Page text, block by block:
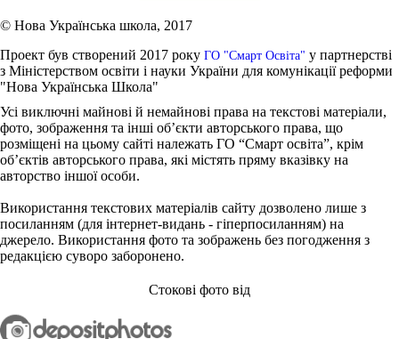
© Нова Українська школа, 2017
Проект був створений 2017 року ГО "Смарт Освіта" у партнерстві
з Міністерством освіти і науки України для комунікації реформи
"Нова Українська Школа"
Усі виключні майнові й немайнові права на текстові матеріали,
фото, зображення та інші об’єкти авторського права, що
розміщені на цьому сайті належать ГО “Смарт освіта”, крім
об’єктів авторського права, які містять пряму вказівку на
авторство іншої особи.
Використання текстових матеріалів сайту дозволено лише з
посиланням (для інтернет-видань - гіперпосиланням) на
джерело. Використання фото та зображень без погодження з
редакцією суворо заборонено.
Стокові фото від